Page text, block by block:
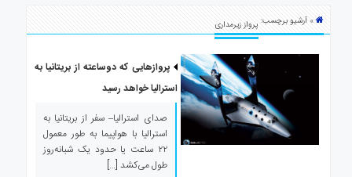
استرالیا» آرشیو برچسب: پرواز زیر‌مداری
پرواز‌هایی که دو‌ساعته از بریتانیا به
استرالیا خواهد رسید
صدای استرالیا– سفر از بریتانیا به
استرالیا با هواپیما به طور معمول
۲۲ ساعت یا حدود یک شبانه‌روز
طول می‌کشد […]